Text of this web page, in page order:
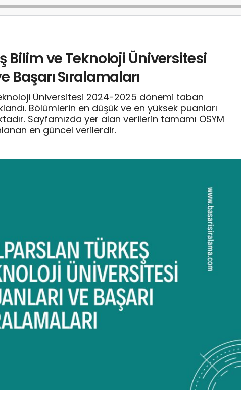
Bilim ve Teknoloji Üniversitesi
Başarı Sıralamaları
Üniversitesi 2024-2025 dönemi taban
Bölümlerin en düşük ve en yüksek puanları
Sayfamızda yer alan verilerin tamamı ÖSYM
en güncel verilerdir.